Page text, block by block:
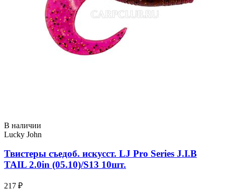
В наличии
Lucky John
Твистеры съедоб. искусст. LJ Pro Series J.I.B
TAIL 2.0in (05.10)/S13 10шт.
217 ₽